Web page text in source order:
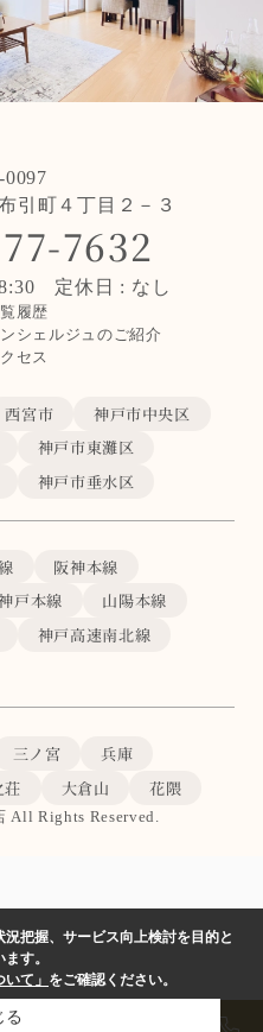
0097
引町４丁目２－３
7632
定休日 : なし
履歴
シェルジュのご紹介
セス
西宮市
神戸市中央区
神戸市東灘区
神戸市垂水区
阪神本線
戸本線
山陽本線
神戸高速南北線
三ノ宮
兵庫
荘 大倉山 花隈
All Rights Reserved.
把握、サービス向上検討を目的と
す。
て」 をご確認ください。
る